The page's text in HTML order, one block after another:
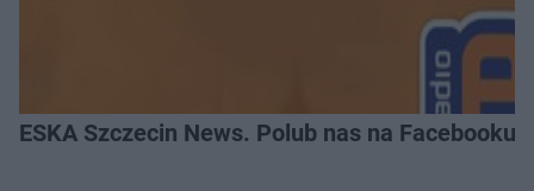
ESKA Szczecin News. Polub nas na Facebooku!